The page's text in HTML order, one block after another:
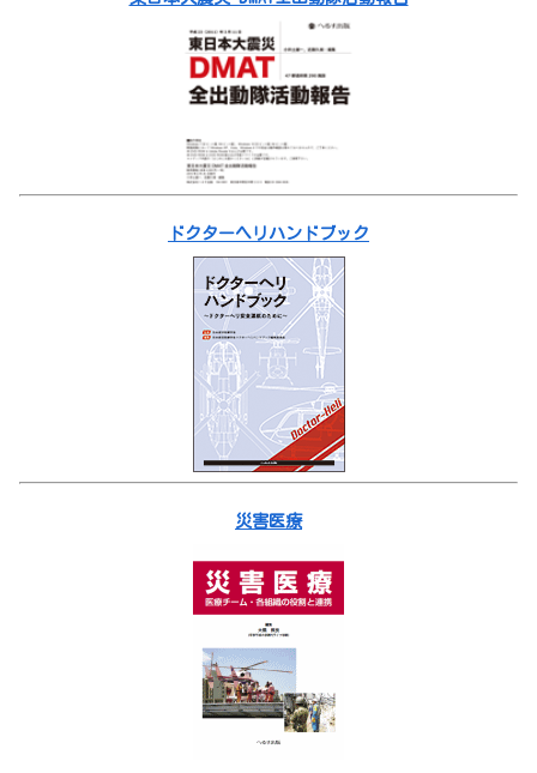
ドクターヘリハンドブック
災害医療